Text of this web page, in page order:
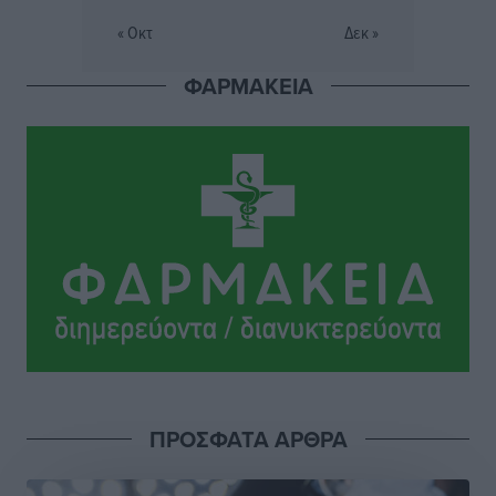
πριν 4 ώρες
Αθλητικά• πριν 4 ώρες
Ηρακλής Μαριτσών: “Πρώτη” με δύο ακόμα
παρόντες, πάει κανονικά στον Σωτήρα
Ανατροπές στη Δημοτική Επιτροπή Ρόδου μετά την
ανεξαρτητοποίηση του Μιχαήλ Κορδίνα
Σουηδός του!
« Οκτ Δεκ »
ΦΑΡΜΑΚΕΙΑ
ΠΡΟΣΦΑΤΑ ΑΡΘΡΑ